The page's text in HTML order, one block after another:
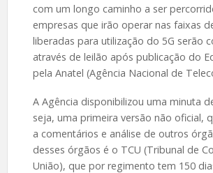
com um longo caminho a ser
empresas que irão operar nas faixas
liberadas para utilização do 5G serão
através de leilão após publicação do
pela Anatel (Agência Nacional de
A Agência disponibilizou uma minuta
seja, uma primeira versão não oficial,
a comentários e análise de outros
desses órgãos é o TCU (Tribunal de
União), que por regimento tem 150